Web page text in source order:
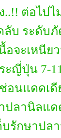
..!! ต่อไป
ลับ ระดับ
อจะเหนีย
ะญี่ปุ่น 7-
อนแดดเดี
ปลานิลแด
บรักษาปล